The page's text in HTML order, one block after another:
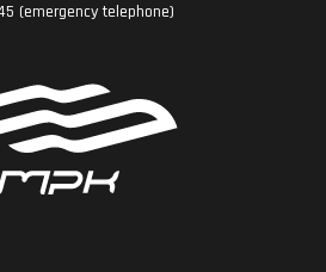
(emergency telephone)